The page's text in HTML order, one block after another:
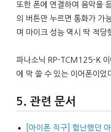
또한 폰에 연결하여 음악을
의 버튼만 누르면 통화가 가
며 마이크 성능 역시 딱 적당
파나소닉 RP-TCM125-K 이
에 막 쓸 수 있는 이어폰이었
관련 문서
[아이폰 직구] 험난했던